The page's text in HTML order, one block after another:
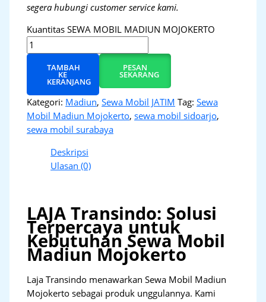
segera hubungi customer service kami.
Kuantitas SEWA MOBIL MADIUN MOJOKERTO
TAMBAH
KE
KERANJANG
PESAN
SEKARANG
Kategori: Madiun,Sewa Mobil JATIM Tag:Sewa
Mobil Madiun Mojokerto,sewa mobil sidoarjo,
sewa mobil surabaya
Deskripsi
Ulasan (0)
LAJA Transindo: Solusi
Terpercaya untuk
Kebutuhan Sewa Mobil
Madiun Mojokerto
Laja Transindo menawarkan Sewa Mobil Madiun
Mojokerto sebagai produk unggulannya. Kami